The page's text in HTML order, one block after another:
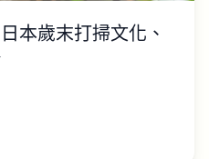
本歲末打掃文化、